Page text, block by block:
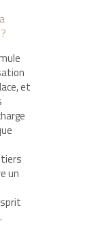
et
tiers
un